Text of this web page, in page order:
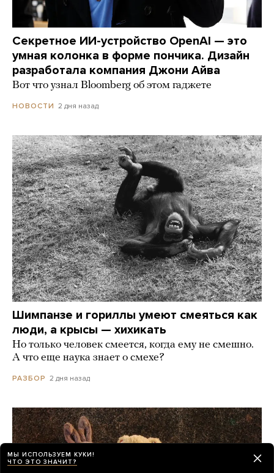
Секретное ИИ-устройство OpenAI — это
умная колонка в форме пончика. Дизайн
разработала компания Джони Айва
Вот что узнал Bloomberg об этом гаджете
НОВОСТИ 2 дня назад
Шимпанзе и гориллы умеют смеяться как
люди, а крысы — хихикать
Но только человек смеется, когда ему не смешно.
А что еще наука знает о смехе?
РАЗБОР 2 дня назад
МЫ ИСПОЛЬЗУЕМ КУКИ!
ЧТО ЭТО ЗНАЧИТ?